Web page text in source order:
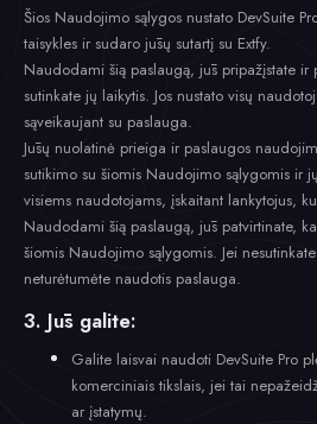
Šios Naudojimo sąlygos nustato DevSuite
taisykles ir sudaro jūsų sutartį su Extfy.
Naudodami šią paslaugą, jūs pripažįstate ir
sutinkate jų laikytis. Jos nustato visų
sąveikaujant su paslauga.
Jūsų nuolatinė prieiga ir paslaugos
sutikimo su šiomis Naudojimo sąlygomis ir
visiems naudotojams, įskaitant lankytojus,
Naudodami šią paslaugą, jūs patvirtinate,
šiomis Naudojimo sąlygomis. Jei
neturėtumėte naudotis paslauga.
3. Jūs galite:
Galite laisvai naudoti DevSuite Pro
komerciniais tikslais, jei tai
ar įstatymų.